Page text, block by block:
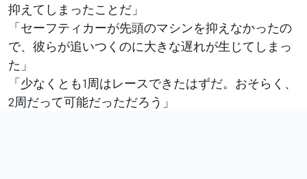
抑えてしまったことだ」
「セーフティカーが先頭のマシンを抑えなかったの
で、彼らが追いつくのに大きな遅れが生じてしまっ
た」
「少なくとも1周はレースできたはずだ。おそらく、
2周だって可能だっただろう」